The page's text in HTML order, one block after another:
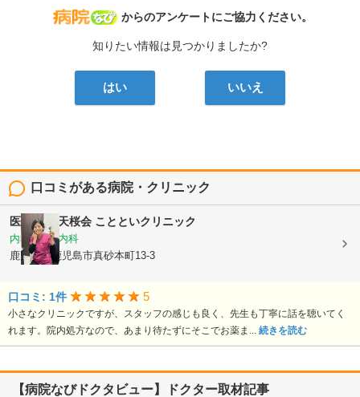
病院なび
からのアンケートにご協力ください。
知りたい情報は見つかりましたか?
はい いいえ
口コミがある病院・クリニック
医療法人 天桜会 ことといクリニック
内科, 血液内科
鹿児島県鹿児島市真砂本町13-3
口コミ: 1件 5
小さなクリニックですが、スタッフの感じも良く、先生も丁寧に話を聴いてく
れます。院内処方なので、あまり待たずにそこでお薬ま... 続きを読む
【病院なびドクタビュー】ドクター取材記事